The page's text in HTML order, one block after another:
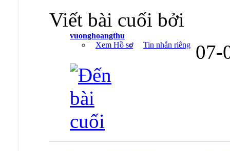
Viết bài cuối bởi
vuonghoangthu
Xem Hồ sơ
Tin nhắn riêng 07-